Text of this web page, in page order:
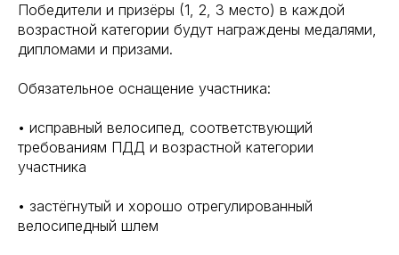
Победители и призёры (1, 2, 3 место) в каждой
возрастной категории будут награждены медалями,
дипломами и призами.
Обязательное оснащение участника:
• исправный велосипед, соответствующий
требованиям ПДД и возрастной категории
участника
• застёгнутый и хорошо отрегулированный
велосипедный шлем